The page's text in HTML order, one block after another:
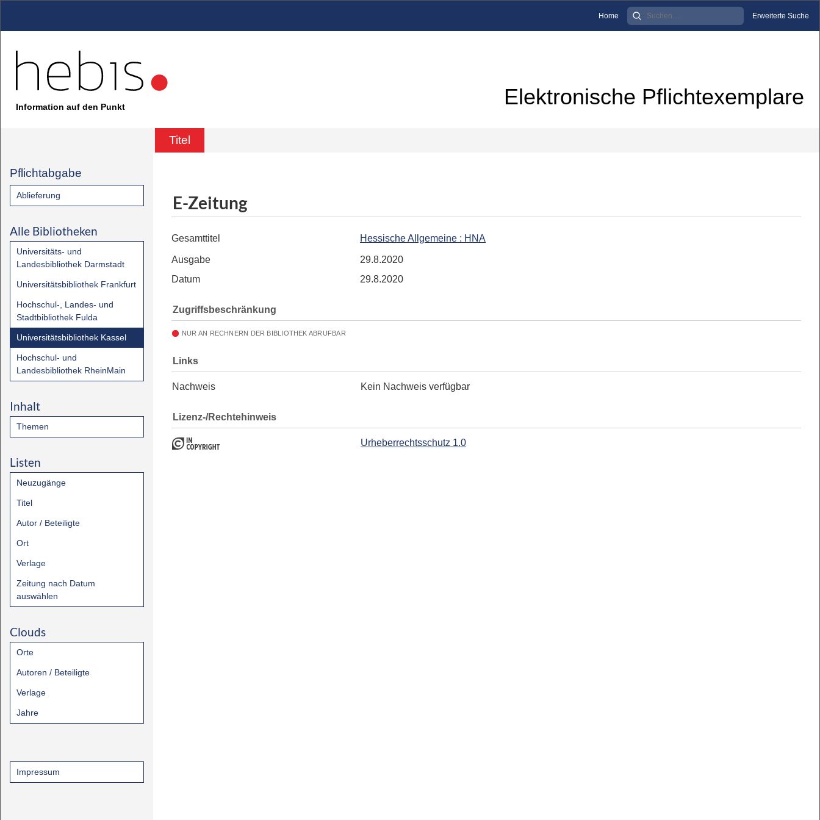
Home Erweiterte Suche
Information auf den Punkt Elektronische Pflichtexemplare
Titel
Pflichtabgabe
Ablieferung
Alle Bibliotheken
Universitäts- und
Landesbibliothek Darmstadt
Universitätsbibliothek Frankfurt
Hochschul-, Landes- und
Stadtbibliothek Fulda
Universitätsbibliothek Kassel
Hochschul- und
Landesbibliothek RheinMain
Inhalt
Themen
Listen
Neuzugänge
Titel
Autor / Beteiligte
Ort
Verlage
Zeitung nach Datum
auswählen
Clouds
Orte
Autoren / Beteiligte
Verlage
Jahre
Impressum
E-Zeitung
Gesamttitel Hessische Allgemeine : HNA
Ausgabe
29.8.2020
Datum
29.8.2020
Zugriffsbeschränkung
NUR AN RECHNERN DER BIBLIOTHEK ABRUFBAR
Links
Nachweis Kein Nachweis verfügbar
Lizenz-/Rechtehinweis
Urheberrechtsschutz 1.0